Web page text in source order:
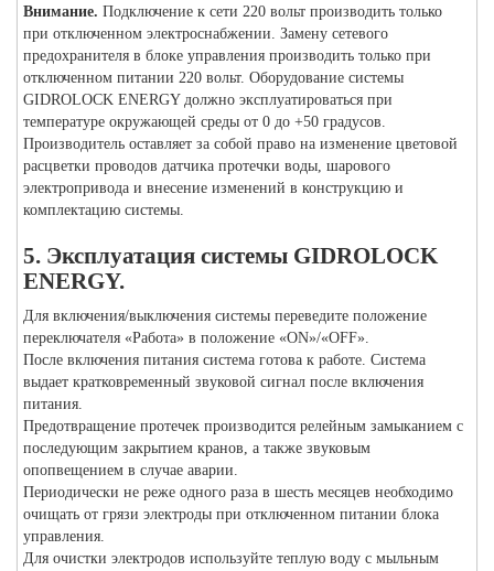
Внимание. Подключение к сети 220 вольт производить только
при отключенном электроснабжении. Замену сетевого
предохранителя в блоке управления производить только при
отключенном питании 220 вольт. Оборудование системы
GIDROLOCK ENERGY должно эксплуатироваться при
температуре окружающей среды от 0 до +50 градусов.
Производитель оставляет за собой право на изменение цветовой
расцветки проводов датчика протечки воды, шарового
электропривода и внесение изменений в конструкцию и
комплектацию системы.
5. Эксплуатация системы GIDROLOCK
ENERGY.
Для включения/выключения системы переведите положение
переключателя «Работа» в положение «ON»/«OFF».
После включения питания система готова к работе. Система
выдает кратковременный звуковой сигнал после включения
питания.
Предотвращение протечек производится релейным замыканием с
последующим закрытием кранов, а также звуковым
опопвещением в случае аварии.
Периодически не реже одного раза в шесть месяцев необходимо
очищать от грязи электроды при отключенном питании блока
управления.
Для очистки электродов используйте теплую воду с мыльным